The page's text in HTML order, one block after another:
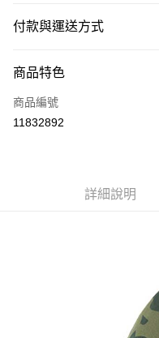
付款與運送方式
信用卡一次付款
運送方式
商品特色
商品編號
11832892
詳細說明